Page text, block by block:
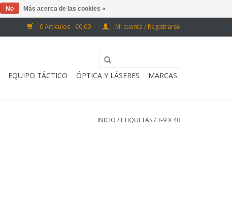
0 Artículos - €0,00 Mi cuenta / Registrarse
EQUIPO TÁCTICO ÓPTICA Y LÁSERES MARCAS
INICIO / ETIQUETAS/3-9 X 40
No Más acerca de las cookies »